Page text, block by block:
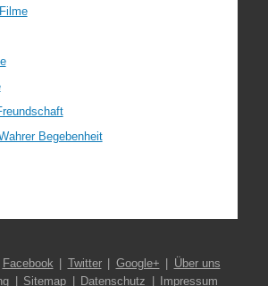
Begebenheit
Facebook Twitter Google+
Über uns
Sitemap Datenschutz Impressum